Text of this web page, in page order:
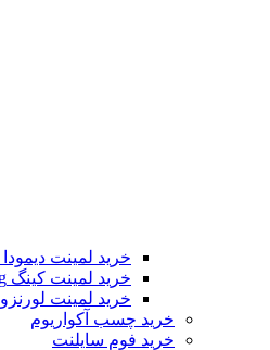
خرید لمینت دیمودا Dimoda
خرید لمینت کینگ King
خرید لمینت لورنزو
خرید چسب آکواریوم
خرید فوم سایلنت